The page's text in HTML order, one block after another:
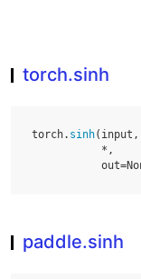
torch.sinh
torch. sinh( input ,
* ,
out=
paddle.sinh